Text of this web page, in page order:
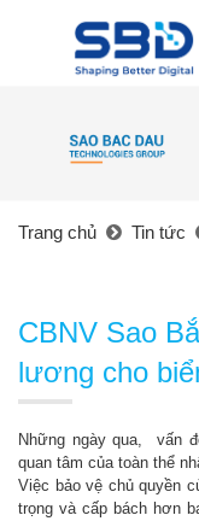
Trang chủ Tin tức
CBNV Sao
lương cho
Những ngày qua, vấn
quan tâm của toàn thể
Việc bảo vệ chủ quyền
trọng và cấp bách hơn